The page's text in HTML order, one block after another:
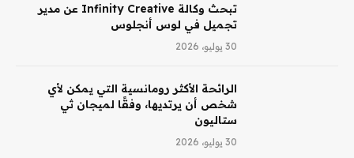
تبحث وكالة Infinity Creative عن مدير
تجميل في لوس أنجلوس
30 يوليو، 2026
الرائحة الأكثر رومانسية التي يمكن لأي
شخص أن يرتديها، وفقًا لميجان ثي
ستاليون
30 يوليو، 2026